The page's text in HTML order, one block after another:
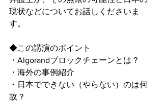
現状などについてお話しくださいま
す。
◆この講演のポイント
・Algorandブロックチェーンとは？
・海外の事例紹介
・日本でできない（やらない）のは何
故？